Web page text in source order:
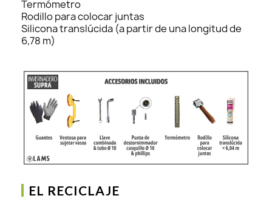
Termómetro
Rodillo para colocar juntas
Silicona translúcida (a partir de una longitud de
6,78 m)
EL RECICLAJE